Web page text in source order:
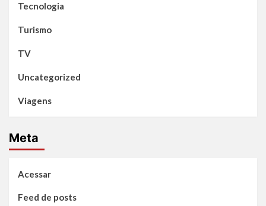
Tecnologia
Turismo
TV
Uncategorized
Viagens
Meta
Acessar
Feed de posts